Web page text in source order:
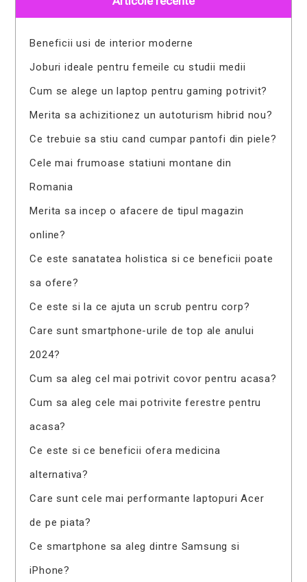
Beneficii usi de interior moderne
Joburi ideale pentru femeile cu studii medii
Cum se alege un laptop pentru gaming potrivit?
Merita sa achizitionez un autoturism hibrid nou?
Ce trebuie sa stiu cand cumpar pantofi din piele?
Cele mai frumoase statiuni montane din
Romania
Merita sa incep o afacere de tipul magazin
online?
Ce este sanatatea holistica si ce beneficii poate
sa ofere?
Ce este si la ce ajuta un scrub pentru corp?
Care sunt smartphone-urile de top ale anului
2024?
Cum sa aleg cel mai potrivit covor pentru acasa?
Cum sa aleg cele mai potrivite ferestre pentru
acasa?
Ce este si ce beneficii ofera medicina
alternativa?
Care sunt cele mai performante laptopuri Acer
de pe piata?
Ce smartphone sa aleg dintre Samsung si
iPhone?